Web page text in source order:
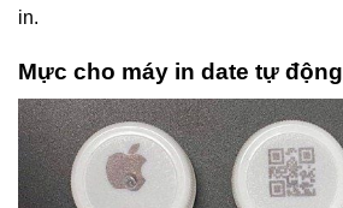
in.
Mực cho máy in date tự động